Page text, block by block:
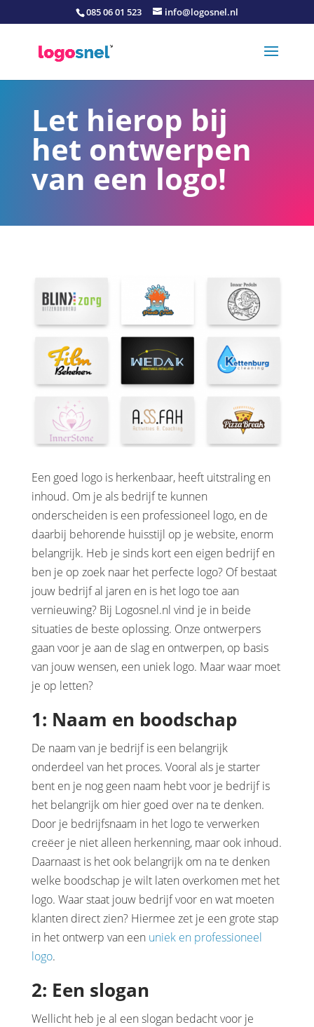
085 06 01 523 info@logosnel.nl
Let hierop bij
het ontwerpen
van een logo!
Een goed logo is herkenbaar, heeft uitstraling en
inhoud. Om je als bedrijf te kunnen
onderscheiden is een professioneel logo, en de
daarbij behorende huisstijl op je website, enorm
belangrijk. Heb je sinds kort een eigen bedrijf en
ben je op zoek naar het perfecte logo? Of bestaat
jouw bedrijf al jaren en is het logo toe aan
vernieuwing? Bij Logosnel.nl vind je in beide
situaties de beste oplossing. Onze ontwerpers
gaan voor je aan de slag en ontwerpen, op basis
van jouw wensen, een uniek logo. Maar waar moet
je op letten?
1: Naam en boodschap
De naam van je bedrijf is een belangrijk
onderdeel van het proces. Vooral als je starter
bent en je nog geen naam hebt voor je bedrijf is
het belangrijk om hier goed over na te denken.
Door je bedrijfsnaam in het logo te verwerken
creëer je niet alleen herkenning, maar ook inhoud.
Daarnaast is het ook belangrijk om na te denken
welke boodschap je wilt laten overkomen met het
logo. Waar staat jouw bedrijf voor en wat moeten
klanten direct zien? Hiermee zet je een grote stap
in het ontwerp van een uniek en professioneel
logo.
2: Een slogan
Wellicht heb je al een slogan bedacht voor je